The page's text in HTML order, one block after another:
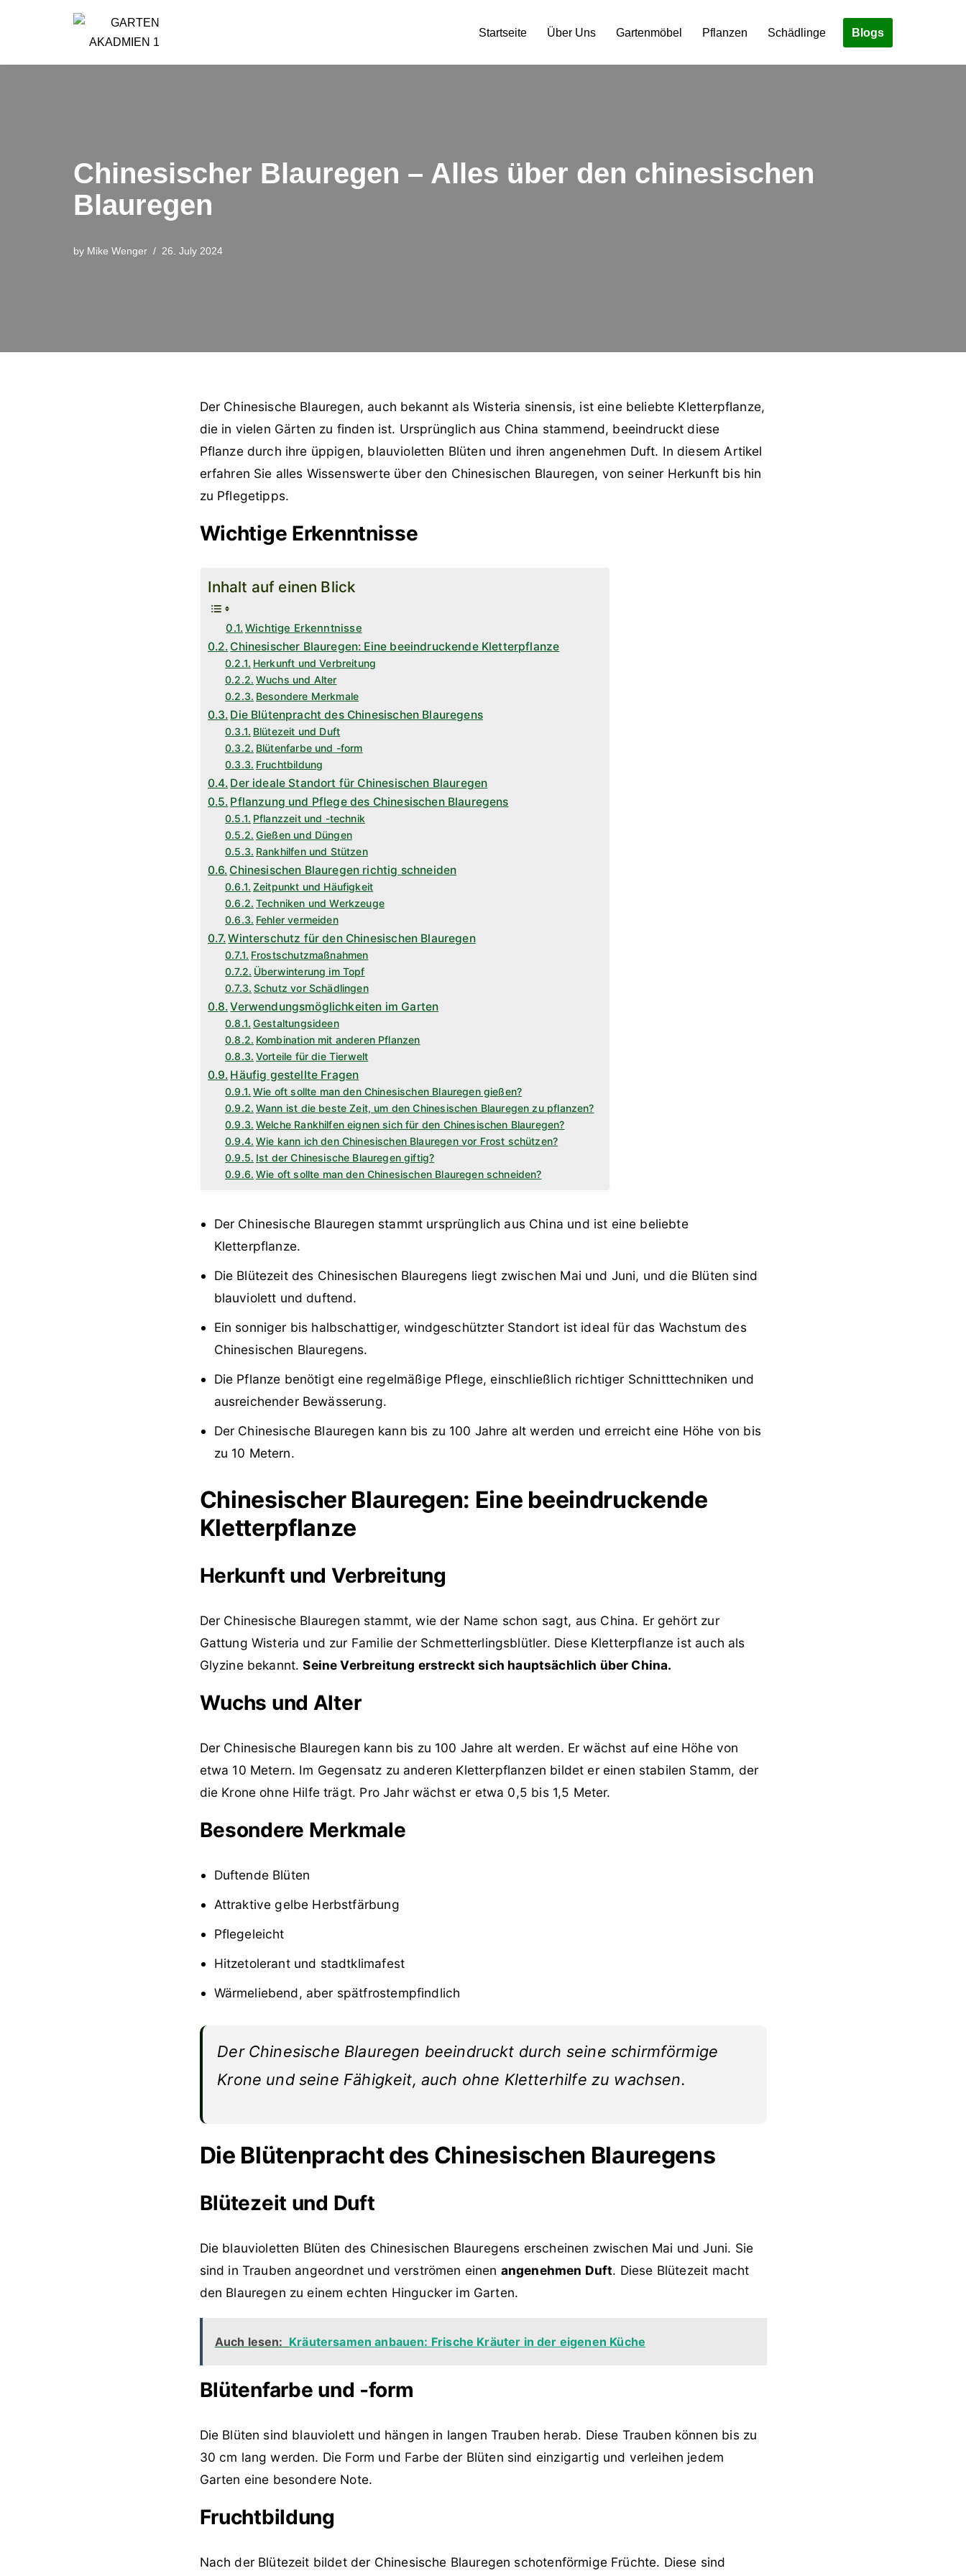
Startseite Über Uns Gartenmöbel Pflanzen Schädlinge Blogs
Chinesischer Blauregen – Alles über den chinesischen
Blauregen
by Mike Wenger 26. July 2024
Der Chinesische Blauregen, auch bekannt als Wisteria sinensis, ist eine beliebte Kletterpflanze,
die in vielen Gärten zu finden ist. Ursprünglich aus China stammend, beeindruckt diese
Pflanze durch ihre üppigen, blauvioletten Blüten und ihren angenehmen Duft. In diesem Artikel
erfahren Sie alles Wissenswerte über den Chinesischen Blauregen, von seiner Herkunft bis hin
zu Pflegetipps.
Wichtige Erkenntnisse
Inhalt auf einen Blick
Wichtige Erkenntnisse
Chinesischer Blauregen: Eine beeindruckende Kletterpflanze
Herkunft und Verbreitung
Wuchs und Alter
Besondere Merkmale
Die Blütenpracht des Chinesischen Blauregens
Blütezeit und Duft
Blütenfarbe und -form
Fruchtbildung
Der ideale Standort für Chinesischen Blauregen
Pflanzung und Pflege des Chinesischen Blauregens
Pflanzzeit und -technik
Gießen und Düngen
Rankhilfen und Stützen
Chinesischen Blauregen richtig schneiden
Zeitpunkt und Häufigkeit
Techniken und Werkzeuge
Fehler vermeiden
Winterschutz für den Chinesischen Blauregen
Frostschutzmaßnahmen
Überwinterung im Topf
Schutz vor Schädlingen
Verwendungsmöglichkeiten im Garten
Gestaltungsideen
Kombination mit anderen Pflanzen
Vorteile für die Tierwelt
Häufig gestellte Fragen
Wie oft sollte man den Chinesischen Blauregen gießen?
Wann ist die beste Zeit, um den Chinesischen Blauregen zu pflanzen?
Welche Rankhilfen eignen sich für den Chinesischen Blauregen?
Wie kann ich den Chinesischen Blauregen vor Frost schützen?
Ist der Chinesische Blauregen giftig?
Wie oft sollte man den Chinesischen Blauregen schneiden?
Der Chinesische Blauregen stammt ursprünglich aus China und ist eine beliebte
Kletterpflanze.
Die Blütezeit des Chinesischen Blauregens liegt zwischen Mai und Juni, und die Blüten sind
blauviolett und duftend.
Ein sonniger bis halbschattiger, windgeschützter Standort ist ideal für das Wachstum des
Chinesischen Blauregens.
Die Pflanze benötigt eine regelmäßige Pflege, einschließlich richtiger Schnitttechniken und
ausreichender Bewässerung.
Der Chinesische Blauregen kann bis zu 100 Jahre alt werden und erreicht eine Höhe von bis
zu 10 Metern.
Chinesischer Blauregen: Eine beeindruckende
Kletterpflanze
Herkunft und Verbreitung
Der Chinesische Blauregen stammt, wie der Name schon sagt, aus China. Er gehört zur
Gattung Wisteria und zur Familie der Schmetterlingsblütler. Diese Kletterpflanze ist auch als
Glyzine bekannt.Seine Verbreitung erstreckt sich hauptsächlich über China.
Wuchs und Alter
Der Chinesische Blauregen kann bis zu 100 Jahre alt werden. Er wächst auf eine Höhe von
etwa 10 Metern. Im Gegensatz zu anderen Kletterpflanzen bildet er einen stabilen Stamm, der
die Krone ohne Hilfe trägt. Pro Jahr wächst er etwa 0,5 bis 1,5 Meter.
Besondere Merkmale
Duftende Blüten
Attraktive gelbe Herbstfärbung
Pflegeleicht
Hitzetolerant und stadtklimafest
Wärmeliebend, aber spätfrostempfindlich
Der Chinesische Blauregen beeindruckt durch seine schirmförmige
Krone und seine Fähigkeit, auch ohne Kletterhilfe zu wachsen.
Die Blütenpracht des Chinesischen Blauregens
Blütezeit und Duft
Die blauvioletten Blüten des Chinesischen Blauregens erscheinen zwischen Mai und Juni. Sie
sind in Trauben angeordnet und verströmen einen angenehmen Duft. Diese Blütezeit macht
den Blauregen zu einem echten Hingucker im Garten.
Auch lesen: Kräutersamen anbauen: Frische Kräuter in der eigenen Küche
Blütenfarbe und -form
Die Blüten sind blauviolett und hängen in langen Trauben herab. Diese Trauben können bis zu
30 cm lang werden. Die Form und Farbe der Blüten sind einzigartig und verleihen jedem
Garten eine besondere Note.
Fruchtbildung
Nach der Blütezeit bildet der Chinesische Blauregen schotenförmige Früchte. Diese sind